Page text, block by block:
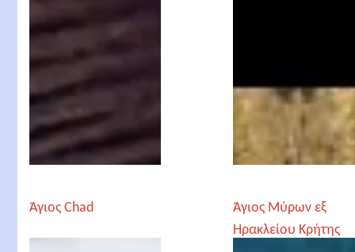
Άγιος Chad
Άγιος Μύρων εξ
Ηρακλείου Κρήτης